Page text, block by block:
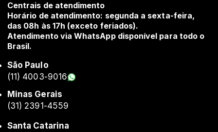
Centrais de atendimento
Horário de atendimento: segunda a sexta-feira,
das 08h às 17h (exceto feriados).
Atendimento via WhatsApp disponível para todo o
Brasil.
São Paulo
(11) 4003-9016
Minas Gerais
(31) 2391-4559
Santa Catarina